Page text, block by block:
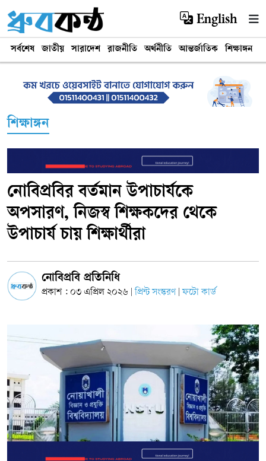
English
সর্বশেষ জাতীয় সারাদেশ রাজনীতি অর্থনীতি আন্তর্জাতিক শিক্ষাঙ্গন
শিক্ষাঙ্গন
নোবিপ্রবির বর্তমান উপাচার্যকে
অপসারণ, নিজস্ব শিক্ষকদের থেকে
উপাচার্য চায় শিক্ষার্থীরা
নোবিপ্রবি প্রতিনিধি
প্রকাশ : ০৩ এপ্রিল ২০২৬ প্রিন্ট সংস্করণ ফটো কার্ড